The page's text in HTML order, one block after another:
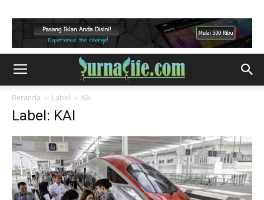
Beranda Label KAI
Label: KAI